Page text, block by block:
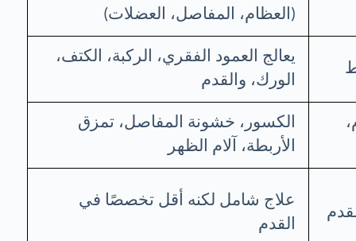
(العظام، المفاصل، العضلات)
يعالج العمود الفقري، الركبة، الكتف،
الورك، والقدم
الكسور، خشونة المفاصل، تمزق
الأربطة، آلام الظهر
علاج شامل لكنه أقل تخصصًا في
القدم